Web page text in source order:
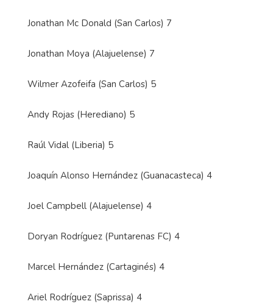
Jonathan Mc Donald (San Carlos) 7
Jonathan Moya (Alajuelense) 7
Wilmer Azofeifa (San Carlos) 5
Andy Rojas (Herediano) 5
Raúl Vidal (Liberia) 5
Joaquín Alonso Hernández (Guanacasteca) 4
Joel Campbell (Alajuelense) 4
Doryan Rodríguez (Puntarenas FC) 4
Marcel Hernández (Cartaginés) 4
Ariel Rodríguez (Saprissa) 4